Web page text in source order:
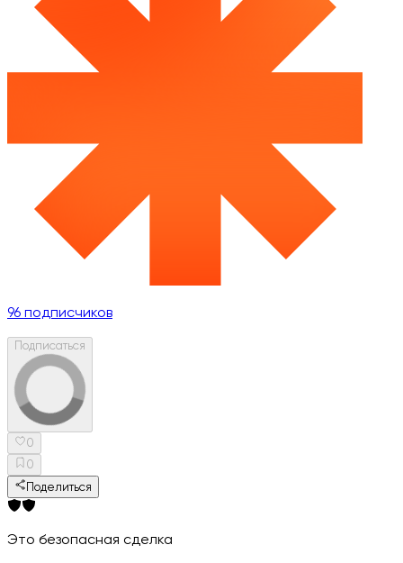
96 подписчиков
Подписаться
0
0
Поделиться
Это безопасная сделка